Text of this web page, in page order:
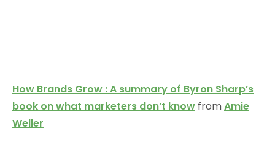
How Brands Grow : A summary of Byron Sharp’s
book on what marketers don’t know fromAmie
Weller